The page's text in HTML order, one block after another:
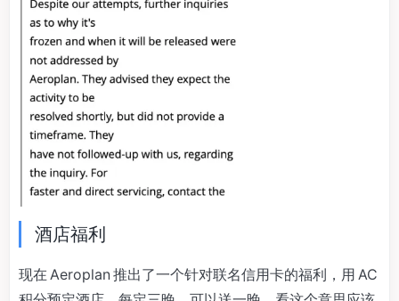
酒店福利
现在 Aeroplan 推出了一个针对联名信用卡的福利，用 AC